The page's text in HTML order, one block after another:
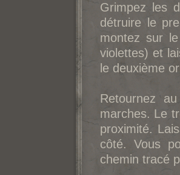
Grimpez les
détruire le
montez sur
violettes) et
le deuxième
Retournez
marches. Le
proximité.
côté. Vous
chemin tracé